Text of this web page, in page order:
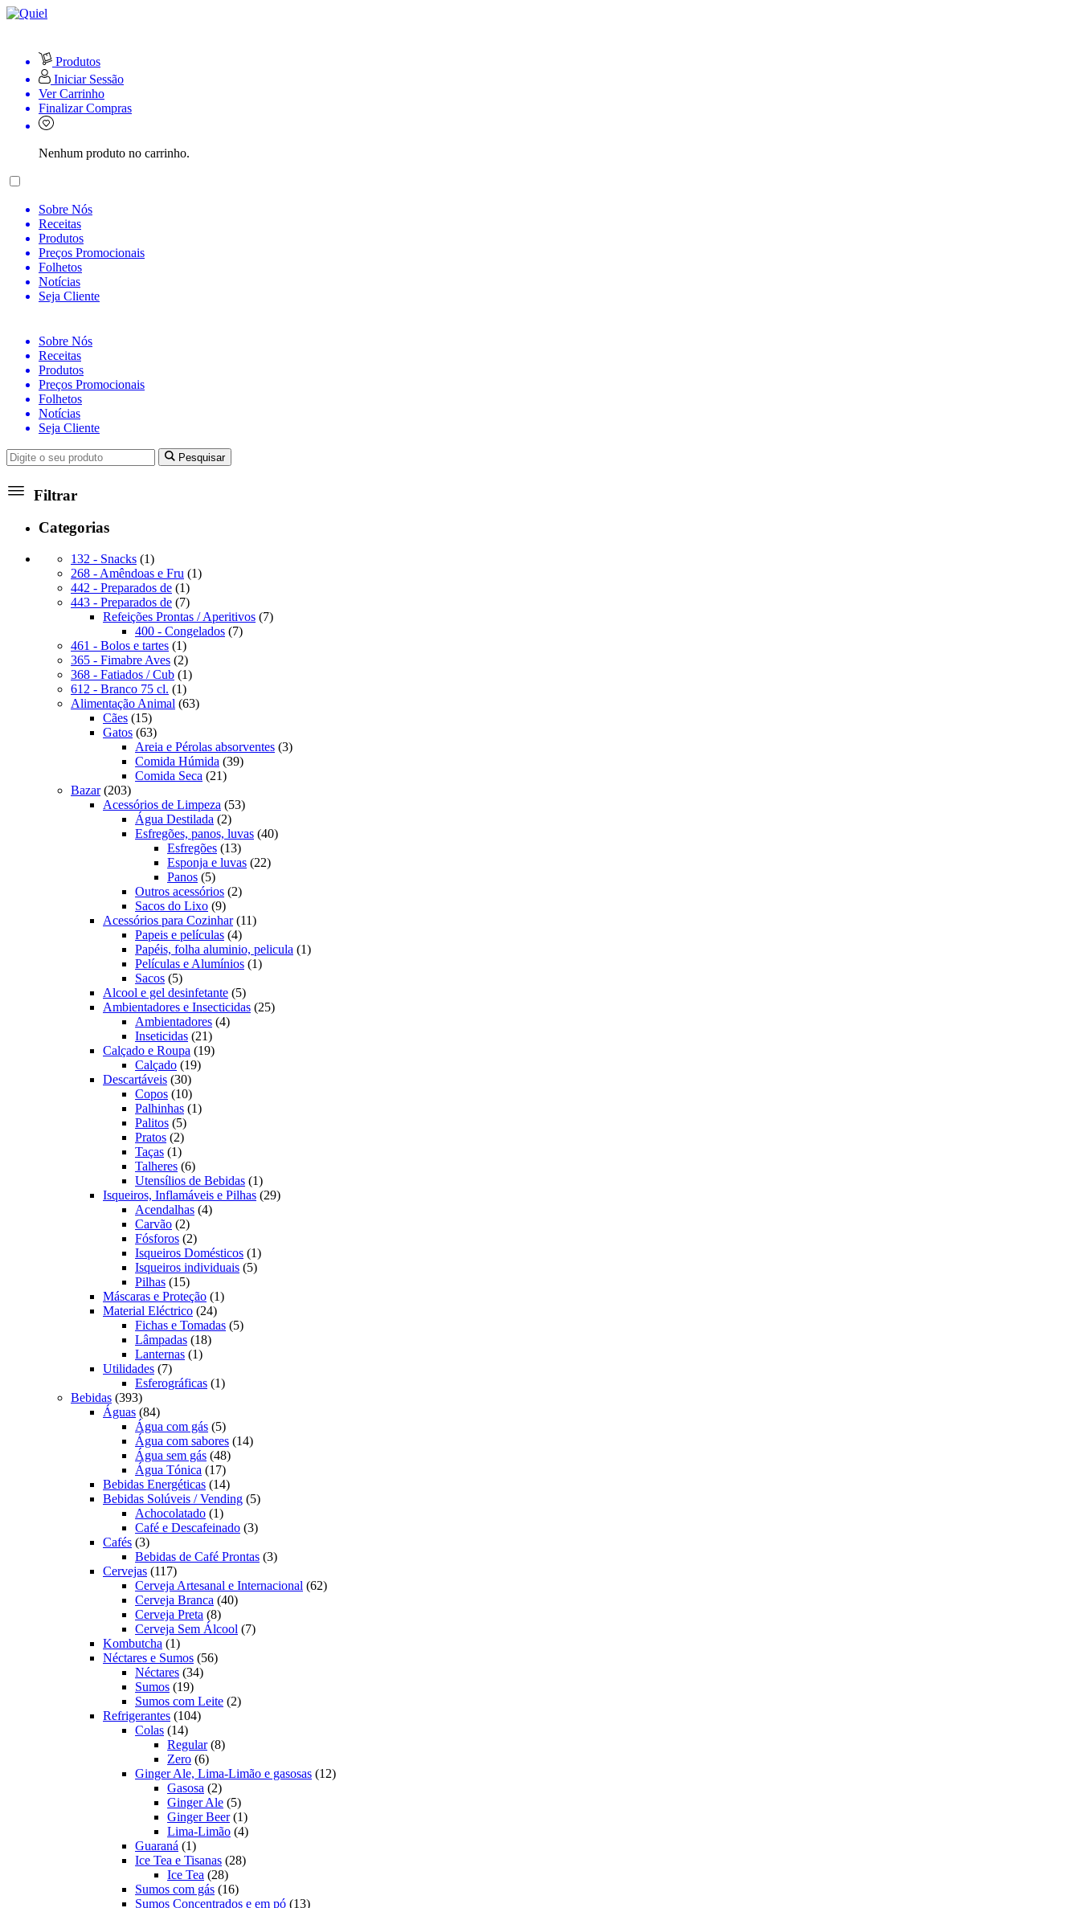
Produtos
Iniciar Sessão
Ver Carrinho
Finalizar Compras
Nenhum produto no carrinho.
Sobre Nós
Receitas
Produtos
Preços Promocionais
Folhetos
Notícias
Seja Cliente
Sobre Nós
Receitas
Produtos
Preços Promocionais
Folhetos
Notícias
Seja Cliente
Pesquisar
Filtrar
Categorias
132 - Snacks 11
produto
268 - Amêndoas e Fru 11
442 - Preparados de 11
produto
443 - Preparados de 77
produtos
Refeições Prontas / Aperitivos 77
400 - Congelados 77
461 - Bolos e tartes 11
produto
365 - Fimabre Aves 22
produtos
368 - Fatiados / Cub 11
612 - Branco 75 cl. 11
produto
Alimentação Animal 6363
Cães 1515
produtos
Gatos 6363
produtos
Areia e Pérolas absorventes 33
Comida Húmida 3939
Comida Seca 2121
Bazar 203203
produtos
Acessórios de Limpeza 5353
Água Destilada 22
produtos
Esfregões, panos, luvas 4040
Esfregões 1313
produtos
Esponja e luvas 2222
Panos 55
produtos
Outros acessórios 22
Sacos do Lixo 99
produtos
Acessórios para Cozinhar 1111
Papeis e películas 44
produtos
Papéis, folha aluminio, pelicula 11
Películas e Alumínios 11
Sacos 55
produtos
Alcool e gel desinfetante 55
produtos
Ambientadores e Insecticidas 2525
Ambientadores 44
Inseticidas 2121
produtos
Calçado e Roupa 1919
Calçado 1919
Descartáveis 3030
produtos
Copos 1010
produtos
Palhinhas 11
Palitos 55
produtos
Pratos 22
produtos
Taças 11
produto
Talheres 66
produtos
Utensílios de Bebidas 11
produto
Isqueiros, Inflamáveis e Pilhas 2929
Acendalhas 44
Carvão 22
produtos
Fósforos 22
produtos
Isqueiros Domésticos 11
produto
Isqueiros individuais 55
Pilhas 1515
produtos
Máscaras e Proteção 11
Material Eléctrico 2424
produtos
Fichas e Tomadas 55
Lâmpadas 1818
Lanternas 11
Utilidades 77
produtos
Esferográficas 11
Bebidas 393393
produtos
Águas 8484
produtos
Água com gás 55
produtos
Água com sabores 1414
Água sem gás 4848
Água Tónica 1717
produtos
Bebidas Energéticas 1414
produtos
Bebidas Solúveis / Vending 55
Achocolatado 11
produto
Café e Descafeinado 33
Cafés 33
produtos
Bebidas de Café Prontas 33
Cervejas 117117
produtos
Cerveja Artesanal e Internacional 6262
Cerveja Branca 4040
Cerveja Preta 88
produtos
Cerveja Sem Álcool 77
Kombutcha 11
produto
Néctares e Sumos 5656
Néctares 3434
Sumos 1919
produtos
Sumos com Leite 22
Refrigerantes 104104
Colas 1414
produtos
Regular 88
Zero 66
produtos
Ginger Ale, Lima-Limão e gasosas 1212
Gasosa 22
produtos
Ginger Ale 55
produtos
Ginger Beer 11
produto
Lima-Limão 44
Guaraná 11
produto
Ice Tea e Tisanas 2828
Ice Tea 2828
produtos
Sumos com gás 1616
produtos
Sumos Concentrados e em pó 1313